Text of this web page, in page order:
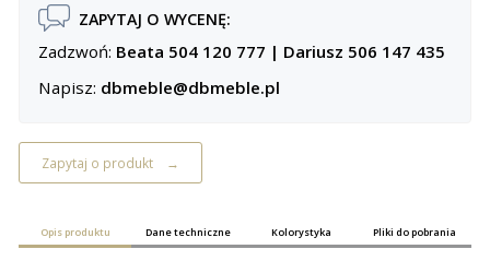
ZAPYTAJ O WYCENĘ:
Zadzwoń: Beata 504 120 777 | Dariusz 506 147 435
Napisz: dbmeble@dbmeble.pl
Zapytaj o produkt
Opis produktu Dane techniczne Kolorystyka Pliki do pobrania